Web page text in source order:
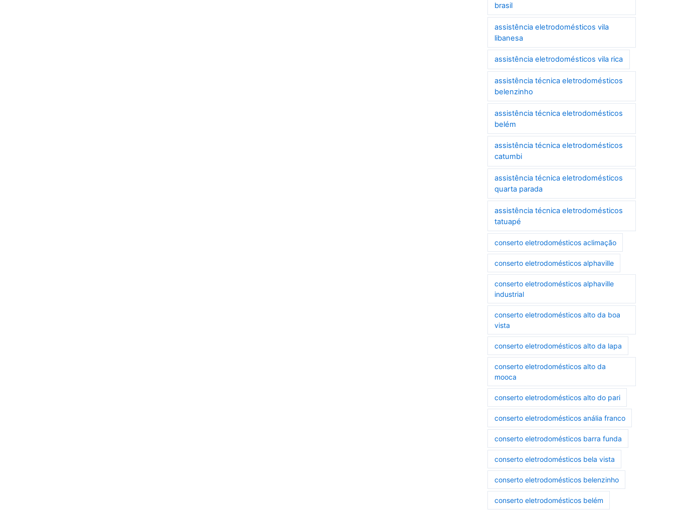
brasil
assistência eletrodomésticos vila
libanesa
assistência eletrodomésticos vila rica
assistência técnica eletrodomésticos
belenzinho
assistência técnica eletrodomésticos
belém
assistência técnica eletrodomésticos
catumbi
assistência técnica eletrodomésticos
quarta parada
assistência técnica eletrodomésticos
tatuapé
conserto eletrodomésticos aclimação
conserto eletrodomésticos alphaville
conserto eletrodomésticos alphaville
industrial
conserto eletrodomésticos alto da boa
vista
conserto eletrodomésticos alto da lapa
conserto eletrodomésticos alto da
mooca
conserto eletrodomésticos alto do pari
conserto eletrodomésticos anália franco
conserto eletrodomésticos barra funda
conserto eletrodomésticos bela vista
conserto eletrodomésticos belenzinho
conserto eletrodomésticos belém